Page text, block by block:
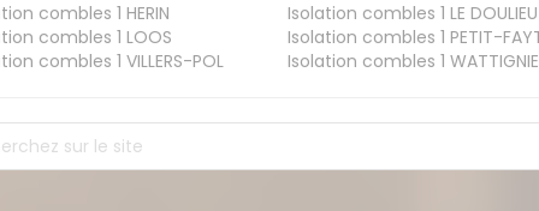
combles 1 HERIN Isolation combles 1 LE DOULIEU
combles 1 LOOS Isolation combles 1 PETIT-
combles 1 VILLERS-POL Isolation combles 1